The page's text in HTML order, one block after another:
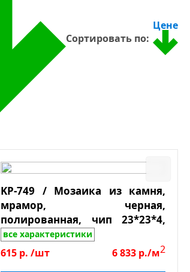
Сортировать по:
Цене
KP-749 / Мозаика из камня,
мрамор, черная,
полированная, чип 23*23*4,
лист 298*298
все характеристики
615 р. /шт 6 833 р./м2